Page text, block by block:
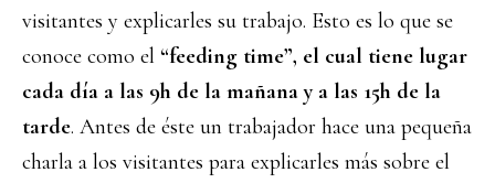
visitantes y explicarles su trabajo. Esto es lo que se
conoce como el “feeding time”, el cual tiene lugar
cada día a las 9h de la mañana y a las 15h de la
tarde. Antes de éste un trabajador hace una pequeña
charla a los visitantes para explicarles más sobre el